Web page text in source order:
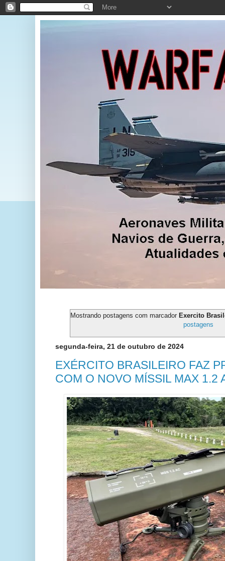
Mostrando postagens com marcador Exercito
postagens
segunda-feira, 21 de outubro de 2024
EXÉRCITO BRASILEIRO FAZ
COM O NOVO MÍSSIL MAX 1.2